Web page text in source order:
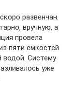
развенчан.
вручную, а
провела
пяти емкостей
водой. Систему
уже